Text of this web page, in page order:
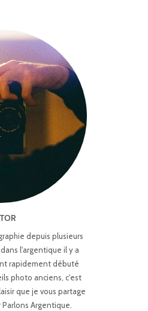
depuis plusieurs
l'argentique il y a
rapidement débuté
photo anciens, c'est
que je vous partage
Argentique.